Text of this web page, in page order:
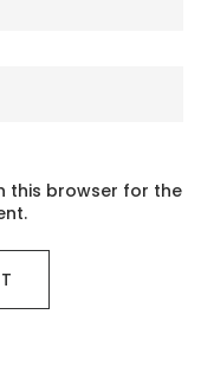
this browser for the